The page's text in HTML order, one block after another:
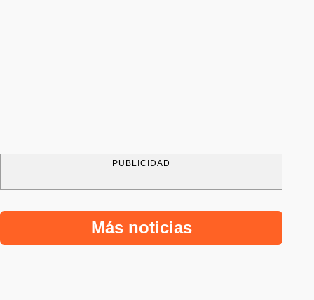
PUBLICIDAD
Más noticias